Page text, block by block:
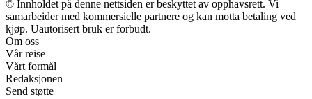
© Innholdet på denne nettsiden er beskyttet av opphavsrett. Vi
samarbeider med kommersielle partnere og kan motta betaling ved
kjøp. Uautorisert bruk er forbudt.
Om oss
Vår reise
Vårt formål
Redaksjonen
Send støtte